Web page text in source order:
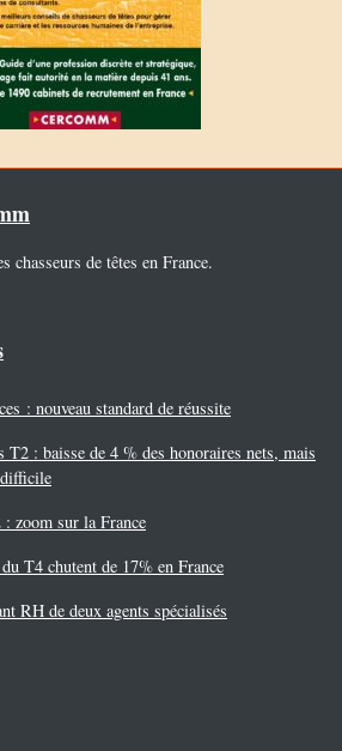
chasseurs de têtes en France.
: nouveau standard de réussite
: baisse de 4 % des honoraires nets, mais
zoom sur la France
T4 chutent de 17% en France
RH de deux agents spécialisés